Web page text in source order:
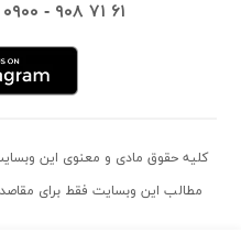
۰۹۰۰ - ۹۰۸ ۷۱ ۶۱
کلیه حقوق مادی و معنوی این
مطالب این وبسایت فقط برای